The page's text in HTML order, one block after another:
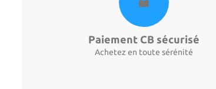
Paiement CB sécurisé
Achetez en toute sérénité